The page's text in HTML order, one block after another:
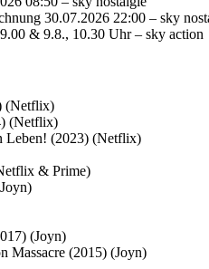
30.07.2026 22:00 – sky
& 9.8., 10.30 Uhr – sky action
(Netflix)
(Netflix)
Leben! (2023) (Netflix)
& Prime)
(Joyn)
Massacre (2015) (Joyn)